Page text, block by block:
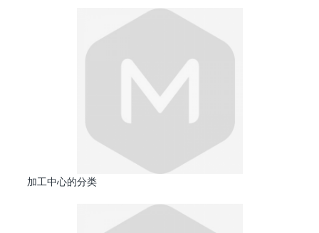
加工中心的分类